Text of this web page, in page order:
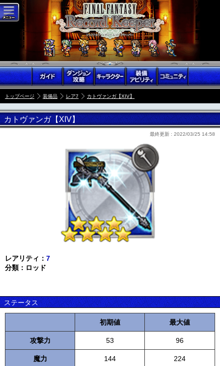
トップページ 装備品 レア7 カトヴァンガ【XIV】
カトヴァンガ【XIV】
最終更新 : 2022/03/25 14:58
レアリティ： 7
分類：ロッド
ステータス
初期値 最大値
攻撃力 53 96
魔力 144 224